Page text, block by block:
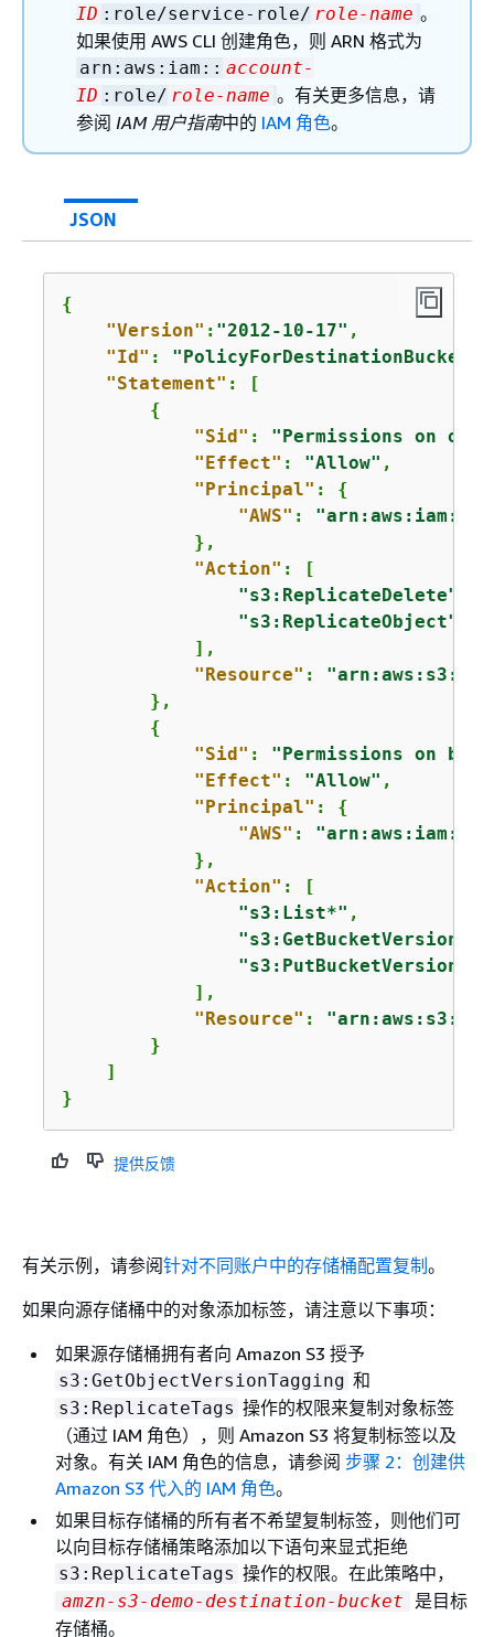
ID :role/service-role/ role-name 。
如果使用 AWS CLI 创建角色，则 ARN 格式为
arn:aws:iam:: account-
ID :role/ role-name 。有关更多信息，请
参阅 IAM 用户指南中的 IAM 角色。
JSON
{
"Version" : "2012-10-17" ,
"Id" : "PolicyForDestinationBucket"
"Statement" : [
{
"Sid" : "Permissions on
"Effect" : "Allow" ,
"Principal" : {
"AWS" : "arn:aws:iam::
            },
"Action" : [
"s3:ReplicateDelete"
"s3:ReplicateObject"
            ],
"Resource" : "arn:aws:s3:::
        },
{
"Sid" : "Permissions on
"Effect" : "Allow" ,
"Principal" : {
"AWS" : "arn:aws:iam::
            },
"Action" : [
"s3:List*" ,
            ],
"Resource" : "arn:aws:s3:::
        }
    ]
}
提供反馈
有关示例，请参阅针对不同账户中的存储桶配置复制。
如果向源存储桶中的对象添加标签，请注意以下事项：
如果源存储桶拥有者向 Amazon S3 授予
s3:GetObjectVersionTagging 和
s3:ReplicateTags 操作的权限来复制对象标签
（通过 IAM 角色），则 Amazon S3 将复制标签以及
对象。有关 IAM 角色的信息，请参阅 步骤 2：创建供
Amazon S3 代入的 IAM 角色。
如果目标存储桶的所有者不希望复制标签，则他们可
以向目标存储桶策略添加以下语句来显式拒绝
s3:ReplicateTags 操作的权限。在此策略中，
amzn-s3-demo-destination-bucket
是目标
存储桶。